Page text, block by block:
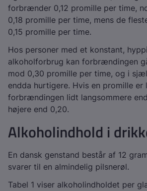
forbrænder 0,12 promille per time,
0,18 promille per time, mens de
0,15 promille per time.
Hos personer med et konstant,
alkoholforbrug kan forbrændingen
mod 0,30 promille per time, og i
endda hurtigere. Hvis en promille er
forbrændingen lidt langsommere
højere end 0,20.
Alkoholindhold i
En dansk genstand består af 12
svarer til en almindelig pilsnerøl.
Tabel 1 viser alkoholindholdet per